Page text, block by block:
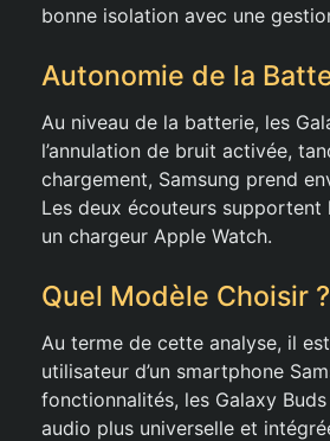
bonne isolation avec une
Autonomie de la
Au niveau de la batterie, les
l’annulation de bruit activée,
chargement, Samsung prend
Les deux écouteurs
un chargeur Apple Watch.
Quel Modèle Choisir ?
Au terme de cette analyse, il
utilisateur d’un smartphone
fonctionnalités, les Galaxy
audio plus universelle et